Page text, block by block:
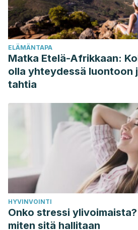
Wegner D, Schneider D, Carter S,
effects of thought suppression.
Social Psychology [Internet]. 1987
agosto de 2022]; 53(1): 5–13.
https://doi.org/10.1037/0022-
ELÄMÄNTAPA
Matka Etelä-Afrikkaan:
olla yhteydessä luontoon
tahtia
HYVINVOINTI
Onko stressi
miten sitä hallitaan